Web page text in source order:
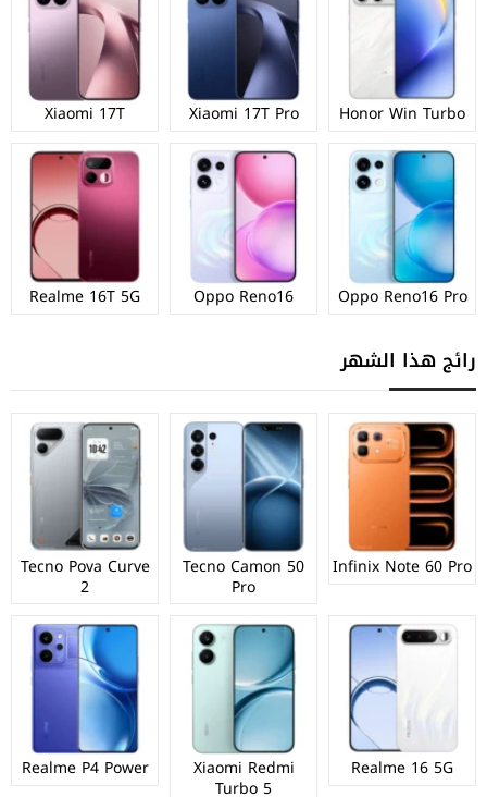
Honor Win Turbo
Xiaomi 17T Pro
Xiaomi 17T
Oppo Reno16 Pro
Oppo Reno16
Realme 16T 5G
رائج هذا الشهر
Infinix Note 60 Pro
Tecno Camon 50
Pro
Tecno Pova Curve
2
Realme 16 5G
Xiaomi Redmi
Turbo 5
Realme P4 Power